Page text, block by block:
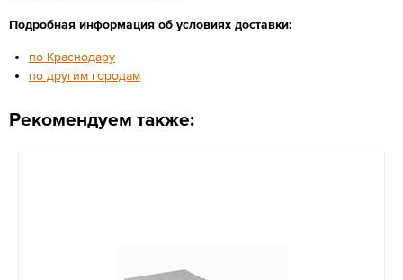
Подробная информация об условиях доставки:
по Краснодару
по другим городам
Рекомендуем также: